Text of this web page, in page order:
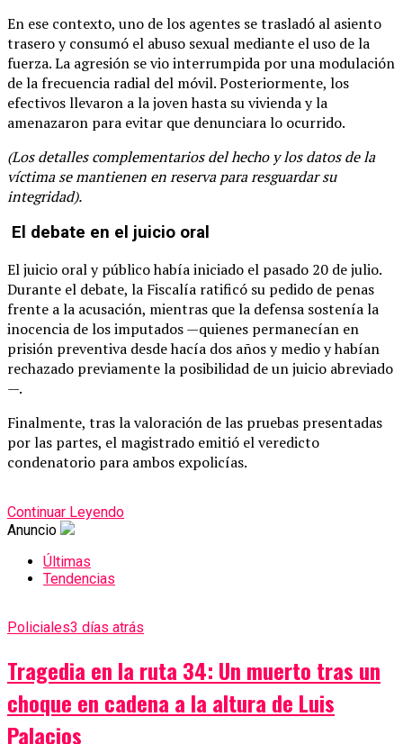
En ese contexto, uno de los agentes se trasladó al asiento
trasero y consumó el abuso sexual mediante el uso de la
fuerza. La agresión se vio interrumpida por una modulación
de la frecuencia radial del móvil. Posteriormente, los
efectivos llevaron a la joven hasta su vivienda y la
amenazaron para evitar que denunciara lo ocurrido.
(Los detalles complementarios del hecho y los datos de la
víctima se mantienen en reserva para resguardar su
integridad).
El debate en el juicio oral
El juicio oral y público había iniciado el pasado 20 de julio.
Durante el debate, la Fiscalía ratificó su pedido de penas
frente a la acusación, mientras que la defensa sostenía la
inocencia de los imputados —quienes permanecían en
prisión preventiva desde hacía dos años y medio y habían
rechazado previamente la posibilidad de un juicio abreviado
—.
Finalmente, tras la valoración de las pruebas presentadas
por las partes, el magistrado emitió el veredicto
condenatorio para ambos expolicías.
Continuar Leyendo
Anuncio
Últimas
Tendencias
Policiales3 días atrás
Tragedia en la ruta 34: Un muerto tras un
choque en cadena a la altura de Luis
Palacios